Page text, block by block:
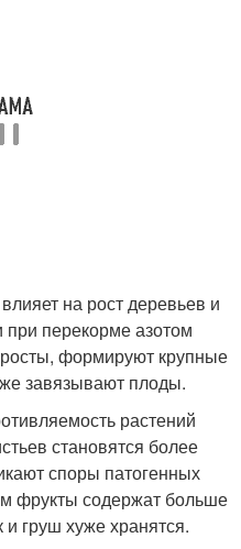
на рост деревьев и
перекорме азотом
формируют крупные
завязывают плоды.
растений
становятся более
споры патогенных
фрукты содержат больше
и груш хуже хранятся.